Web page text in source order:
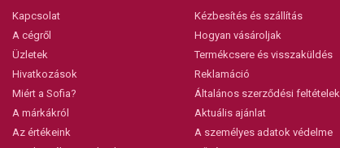
Kapcsolat
A cégről
Üzletek
Hivatkozások
Miért a Sofia?
A márkákról
Az értékeink
Kézbesítés és szállítás
Hogyan vásároljak
Termékcsere és visszaküldés
Reklamáció
Általános szerződési feltételek
Aktuális ajánlat
A személyes adatok védelme